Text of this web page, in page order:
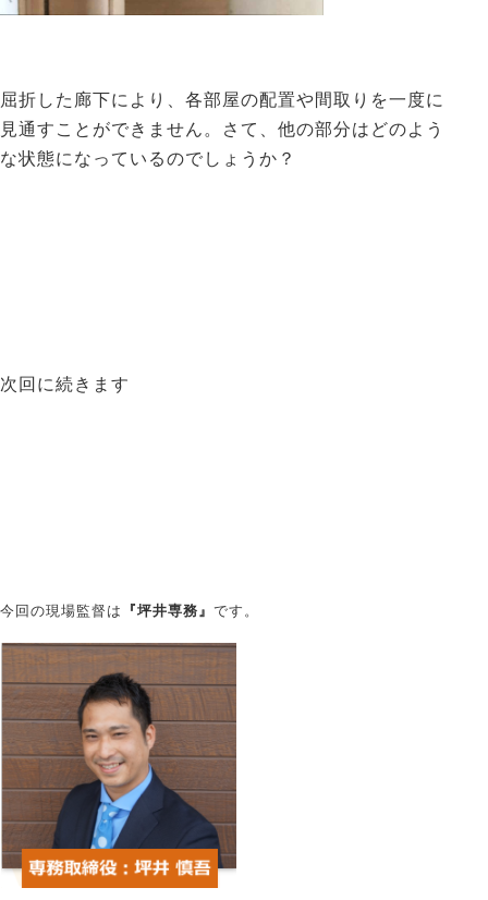
屈折した廊下により、各部屋の配置や間取りを一度に
見通すことができません。さて、他の部分はどのよう
な状態になっているのでしょうか？
次回に続きます
今回の現場監督は 『坪井専務』 です。